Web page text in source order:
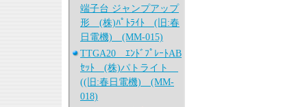
端子台 ジャンプアップ
形 (株)ﾊﾟﾄﾗｲﾄ (旧:春
日電機) (MM-015)
TTGA20 ｴﾝﾄﾞﾌﾟﾚｰﾄAB
ｾｯﾄ (株)パトライト
((旧:春日電機) (MM-
018)